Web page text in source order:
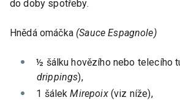
do doby spotřeby.
Hnědá omáčka (Sauce Espagnole)
½ šálku hovězího nebo telecího
drippings),
1 šálekMirepoix(viz níže),